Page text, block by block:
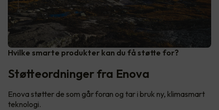
Hvilke smarte produkter kan du få støtte for?
Støtteordninger fra Enova
Enova støtter de som går foran og tar i bruk ny, klimasmart
teknologi.